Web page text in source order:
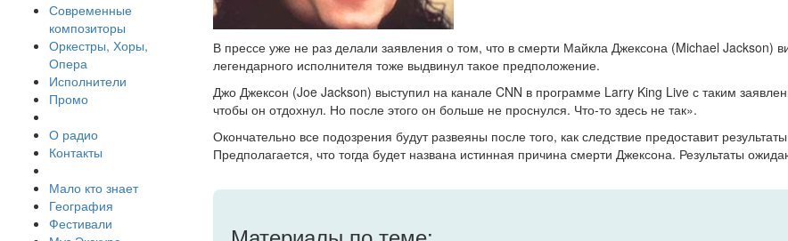
Современные
композиторы
Оркестры, Хоры,
Опера
Исполнители
Промо
О радио
Контакты
Мало кто знает
География
Фестивали
В прессе уже не раз делали заявления о том, что в смерти Майкла Джексона (Michael Jackson)
легендарного исполнителя тоже выдвинул такое предположение.
Джо Джексон (Joe Jackson) выступил на канале CNN в программе Larry King Live с таким
чтобы он отдохнул. Но после этого он больше не проснулся. Что-то здесь не так».
Окончательно все подозрения будут развеяны после того, как следствие предоставит
Предполагается, что тогда будет названа истинная причина смерти Джексона. Результаты